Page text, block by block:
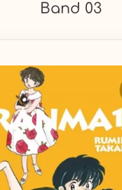
Band 03
überspringen